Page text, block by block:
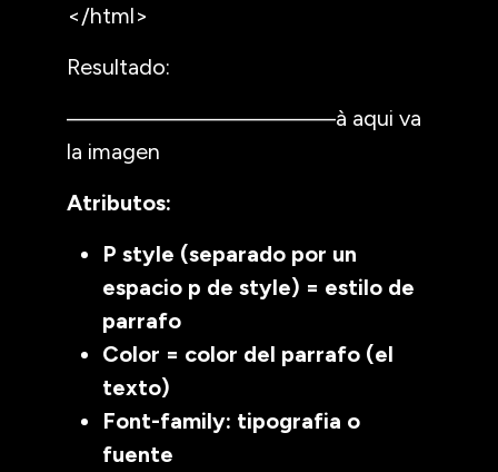
</html>
Resultado:
———————————à aqui va
la imagen
Atributos:
P style (separado por un
espacio p de style) = estilo de
parrafo
Color = color del parrafo (el
texto)
Font-family: tipografia o
fuente